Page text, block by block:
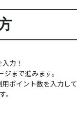
力！
まで進みます。
ポイント数を入力して
。